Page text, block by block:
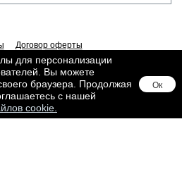
Договор оферты
данных
Доставка
данных
Сведения о Cookies
вLighthouse
для персонализации
Вы можете
браузера. Продолжая
с нашей
cookie.
Ок